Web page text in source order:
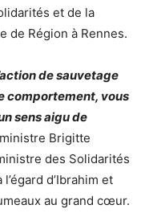
et de la
de Région à Rennes.
de sauvetage
comportement, vous
sens aigu de
Brigitte
des Solidarités
d’Ibrahim et
au grand cœur.